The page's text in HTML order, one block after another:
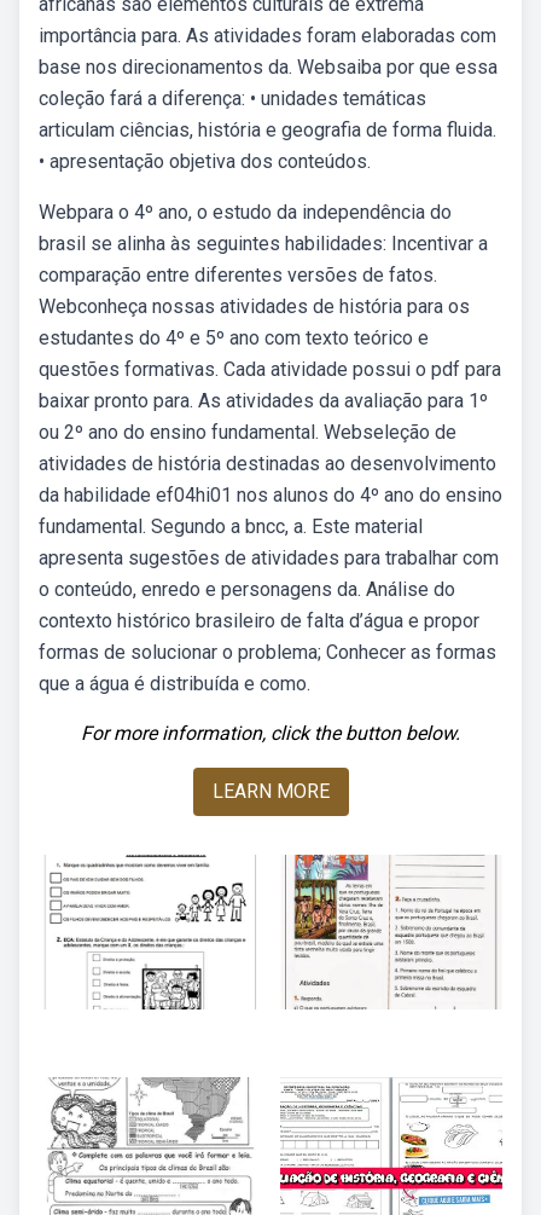
importância para. As atividades foram elaboradas com
base nos direcionamentos da. Websaiba por que essa
coleção fará a diferença: • unidades temáticas
articulam ciências, história e geografia de forma fluida.
• apresentação objetiva dos conteúdos.
Webpara o 4º ano, o estudo da independência do
brasil se alinha às seguintes habilidades: Incentivar a
comparação entre diferentes versões de fatos.
Webconheça nossas atividades de história para os
estudantes do 4º e 5º ano com texto teórico e
questões formativas. Cada atividade possui o pdf para
baixar pronto para. As atividades da avaliação para 1º
ou 2º ano do ensino fundamental. Webseleção de
atividades de história destinadas ao desenvolvimento
da habilidade ef04hi01 nos alunos do 4º ano do ensino
fundamental. Segundo a bncc, a. Este material
apresenta sugestões de atividades para trabalhar com
o conteúdo, enredo e personagens da. Análise do
contexto histórico brasileiro de falta d’água e propor
formas de solucionar o problema; Conhecer as formas
que a água é distribuída e como.
For more information, click the button below.
LEARN MORE